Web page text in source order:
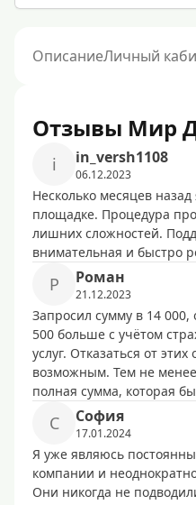
ОписаниеЛичный
Отзывы Мир
i in_versh1108
06.12.2023
Несколько месяцев
площадке. Процедура
лишних сложностей.
внимательная и быстро
P Poмaн
21.12.2023
Запросил сумму в 14
500 больше с учётом
услуг. Отказаться от
возможным. Тем не
полная сумма, которая
С София
17.01.2024
Я уже являюсь
компании и
Они никогда не